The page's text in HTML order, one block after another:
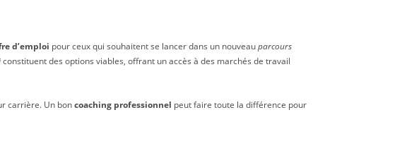
d’emploi pour ceux qui souhaitent se lancer dans un nouveauparcours
constituent des options viables, offrant un accès à des marchés de travail
carrière. Un boncoaching professionnel peut faire toute la différence pour